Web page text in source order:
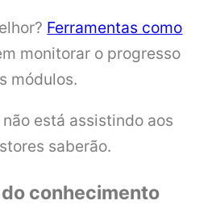
Ferramentas como
monitorar o progresso
módulos.
está assistindo aos
saberão.
conhecimento